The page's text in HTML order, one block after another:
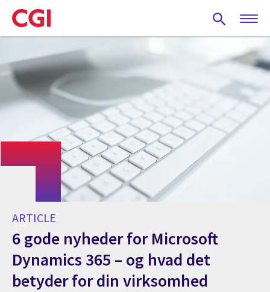
Skip
to
main
ARTICLE
6 gode nyheder for Microsoft
Dynamics 365 – og hvad det
betyder for din virksomhed